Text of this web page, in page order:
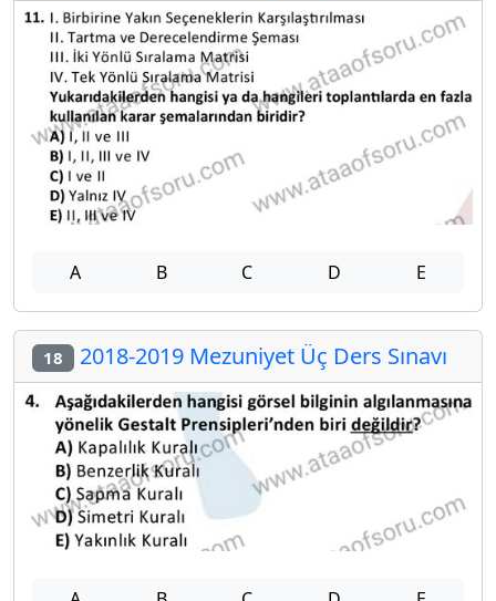
A B C D E
18 2018-2019 Mezuniyet Üç Ders Sınavı